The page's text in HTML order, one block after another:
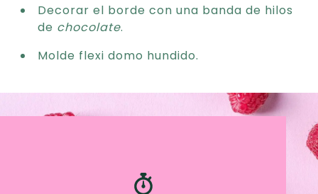
Decorar el borde con una banda de hilos
de chocolate.
Molde flexi domo hundido.